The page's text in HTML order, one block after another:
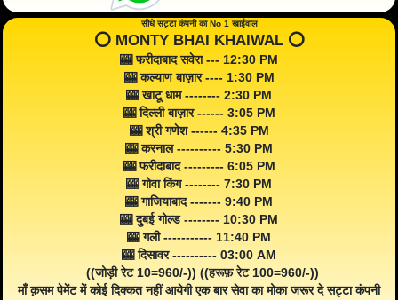
सीधे सट्टा कंपनी का No 1 खाईवाल
⭕️ MONTY BHAI KHAIWAL ⭕️
🎰 फरीदाबाद सवेरा --- 12:30 PM
🎰 कल्याण बाज़ार ---- 1:30 PM
🎰 खाटू धाम -------- 2:30 PM
🎰 दिल्ली बाज़ार ------ 3:05 PM
🎰 श्री गणेश ------ 4:35 PM
🎰 करनाल ---------- 5:30 PM
🎰 फरीदाबाद --------- 6:05 PM
🎰 गोवा किंग -------- 7:30 PM
🎰 गाजियाबाद ------- 9:40 PM
🎰 दुबई गोल्ड -------- 10:30 PM
🎰 गली ----------- 11:40 PM
🎰 दिसावर ---------- 03:00 AM
((जोड़ी रेट 10=960/-)) ((हरूफ़ रेट 100=960/-))
माँ क़सम पेमेंट में कोई दिक्कत नहीं आयेगी एक बार सेवा का मोका जरूर दे सट्टा कंपनी